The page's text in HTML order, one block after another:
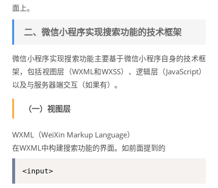
面上。
二、微信小程序实现搜索功能的技术框架
微信小程序实现搜索功能主要基于微信小程序自身的技术框
架，包括视图层（WXML和WXSS）、逻辑层（JavaScript）
以及与服务器端交互（如果有）。
（一）视图层
WXML（WeiXin Markup Language）
在WXML中构建搜索功能的界面。如前面提到的
<input>